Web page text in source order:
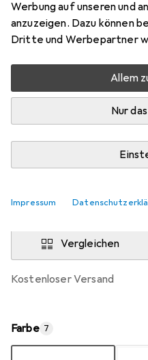
Werbung auf unseren und
anzuzeigen. Dazu können
Dritte und Werbepartner
Allem
Nur
Impressum
9
Bewertungen
Mehr als 10 Stück an
Lieferort angeben für
teppichversand24DE
In
Vergleichen
kostenloser Versand
Farbe 7